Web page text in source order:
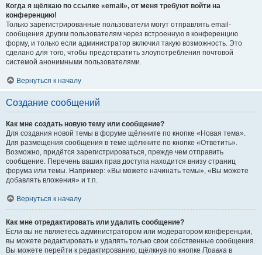
Когда я щёлкаю по ссылке «email», от меня требуют войти на
конференцию!
Только зарегистрированные пользователи могут отправлять email-
сообщения другим пользователям через встроенную в конференцию
форму, и только если администратор включил такую возможность. Это
сделано для того, чтобы предотвратить злоупотребления почтовой
системой анонимными пользователями.
Вернуться к началу
Создание сообщений
Как мне создать новую тему или сообщение?
Для создания новой темы в форуме щёлкните по кнопке «Новая тема».
Для размещения сообщения в теме щёлкните по кнопке «Ответить».
Возможно, придётся зарегистрироваться, прежде чем отправить
сообщение. Перечень ваших прав доступа находится внизу страниц
форума или темы. Например: «Вы можете начинать темы», «Вы можете
добавлять вложения» и т.п.
Вернуться к началу
Как мне отредактировать или удалить сообщение?
Если вы не являетесь администратором или модератором конференции,
вы можете редактировать и удалять только свои собственные сообщения.
Вы можете перейти к редактированию, щёлкнув по кнопке Правка в